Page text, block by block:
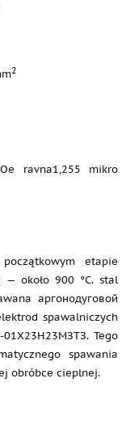
2
ravna1,255 mikro
etapie
— około 900 °C. stal
аргонодуговой
spawalniczych
Tego
spawania
obróbce cieplnej.